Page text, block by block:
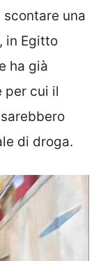
una
in Egitto
ha già
per cui il
di droga.